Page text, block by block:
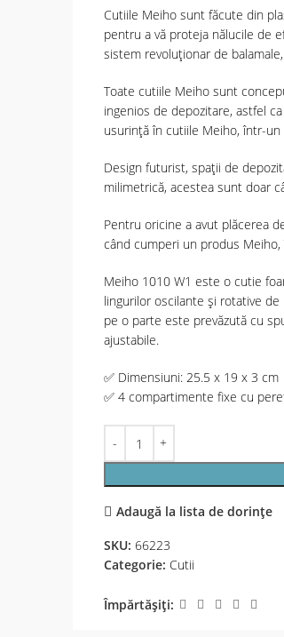
Cutiile Meiho sunt făcute din
pentru a vă proteja nălucile de
sistem revoluționar de
Toate cutiile Meiho sunt
ingenios de depozitare, astfel
usurință în cutiile Meiho, într-
Design futurist, spații de
milimetrică, acestea sunt doar
Pentru oricine a avut plăcerea
când cumperi un produs
Meiho 1010 W1 este o cutie
lingurilor oscilante și rotative
pe o parte este prevăzută cu
ajustabile.
✅ Dimensiuni: 25.5 x 19 x 3 cm
✅ 4 compartimente fixe cu
Adaugă la lista de dorințe
SKU: 66223
Categorie: Cutii
Împărtășiți: